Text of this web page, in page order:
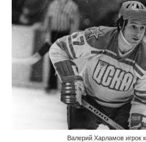
Валерий Харламов